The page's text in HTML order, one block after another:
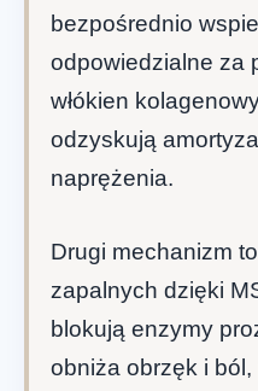
bezpośrednio
odpowiedzialne za
włókien
odzyskują
naprężenia.
Drugi mechanizm
zapalnych dzięki
blokują enzymy
obniża obrzęk i ból,